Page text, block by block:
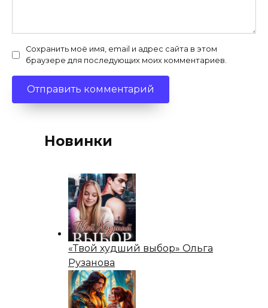
Сохранить моё имя, email и адрес сайта в этом
браузере для последующих моих комментариев.
Новинки
«Твой худший выбор» Ольга
Рузанова